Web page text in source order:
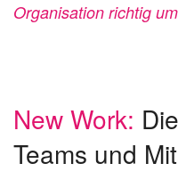
Organisation richtig
New Work:
Teams und